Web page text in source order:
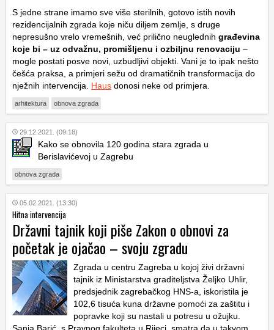
S jedne strane imamo sve više sterilnih, gotovo istih novih
rezidencijalnih zgrada koje niču diljem zemlje, s druge
nepresušno vrelo vremešnih, već prilično neuglednih građevina
koje bi – uz odvažnu, promišljenu i ozbiljnu renovaciju –
mogle postati posve novi, uzbudljivi objekti. Vani je to ipak nešto
češća praksa, a primjeri sežu od dramatičnih transformacija do
nježnih intervencija. Haus donosi neke od primjera.
arhitektura obnova zgrada
29.12.2021. (09:18)
Kako se obnovila 120 godina stara zgrada u
Berislavićevoj u Zagrebu
obnova zgrada
05.02.2021. (13:30)
Hitna intervencija
Državni tajnik koji piše Zakon o obnovi za
početak je ojačao – svoju zgradu
Zgrada u centru Zagreba u kojoj živi državni
tajnik iz Ministarstva graditeljstva Željko Uhlir,
predsjednik zagrebačkog HNS-a, iskoristila je
102,6 tisuća kuna državne pomoći za zaštitu i
popravke koji su nastali u potresu u ožujku.
Sanja Barić, s Pravnog fakulteta u Rijeci, smatra da u takvom